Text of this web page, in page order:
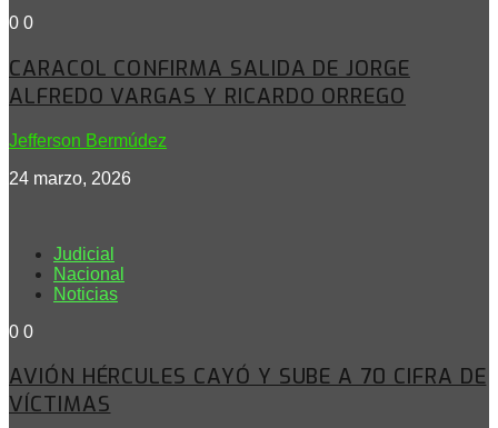
0 0
CARACOL CONFIRMA SALIDA DE JORGE
ALFREDO VARGAS Y RICARDO ORREGO
Jefferson Bermúdez
24 marzo, 2026
Judicial
Nacional
Noticias
0 0
AVIÓN HÉRCULES CAYÓ Y SUBE A 70 CIFRA DE
VÍCTIMAS